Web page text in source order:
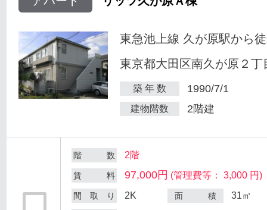
東急池上線 久が原駅から
東京都大田区南久が原２丁
築 年 数 1990/7/1
建物階数 2階建
階 数 2階
賃 料 97,000円 (管理費等： 3,000 円)
間 取 り 2K 面 積 31㎡